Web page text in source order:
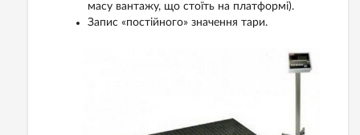
масу вантажу, що стоїть на платформі).
Запис «постійного» значення тари.